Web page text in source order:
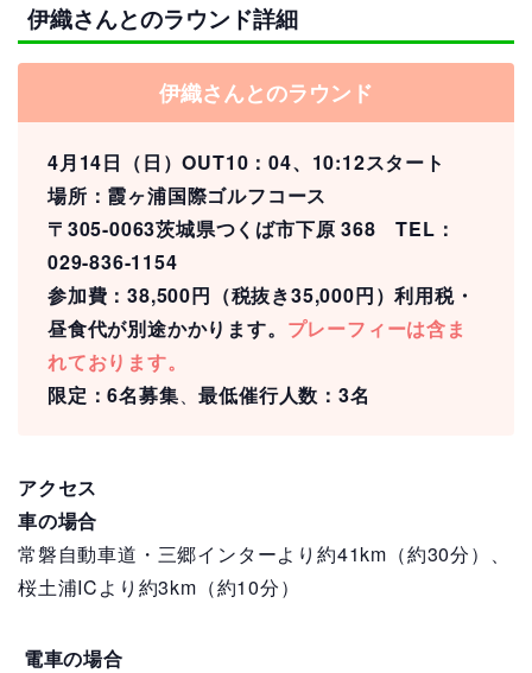
伊織さんとのラウンド詳細
伊織さんとのラウンド
4月14日（日）OUT10：04、10:12スタート
場所：霞ヶ浦国際ゴルフコース
〒305-0063茨城県つくば市下原 368 TEL：
029-836-1154
参加費：38,500円（税抜き35,000円）利用税・
昼食代が別途かかります。 プレーフィーは含ま
れております。
限定：6名募集、最低催行人数：3名
アクセス
車の場合
常磐自動車道・三郷インターより約41km（約30分）、
桜土浦ICより約3km（約10分）
電車の場合